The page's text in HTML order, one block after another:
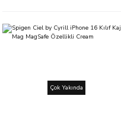
Çok Yakında